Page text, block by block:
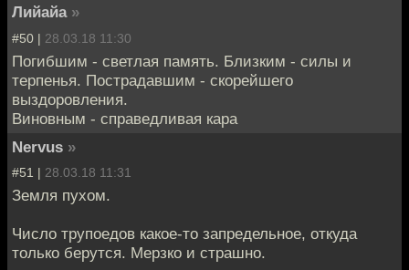
Лийайа »
#50 | 28.03.18 11:30
Погибшим - светлая память. Близким - силы и
терпенья. Пострадавшим - скорейшего
выздоровления.
Виновным - справедливая кара
Nervus »
#51 | 28.03.18 11:31
Земля пухом.
Число трупоедов какое-то запредельное, откуда
только берутся. Мерзко и страшно.